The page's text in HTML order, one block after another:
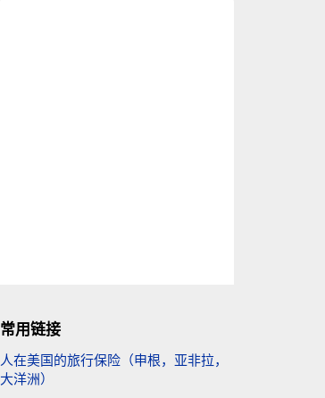
常用链接
人在美国的旅行保险（申根，亚非拉，
大洋洲）